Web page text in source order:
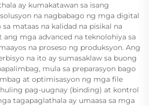
ay kumakatawan sa isang
na nagbabago ng mga digital
mataas na kalidad na pisikal na
mga advanced na teknolohiya sa
na proseso ng produksyon. Ang
na ito ay sumasaklaw sa buong
mula sa preparasyon bago
at optimisasyon ng mga file
pag-uugnay (binding) at kontrol
tagapaglathala ay umaasa sa mga